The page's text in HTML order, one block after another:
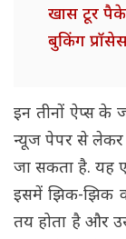
खास टूर
बुकिंग
इन तीनों ऐप्स के
न्यूज पेपर से लेकर
जा सकता है. यह
इसमें झिक-झिक
तय होता है और